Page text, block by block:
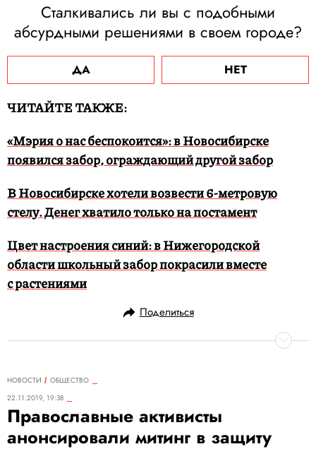
Сталкивались ли вы с подобными
абсурдными решениями в своем городе?
ДА НЕТ
ЧИТАЙТЕ ТАКЖЕ:
«Мэрия о нас беспокоится»: в Новосибирске
появился забор, ограждающий другой забор
В Новосибирске хотели возвести 6-метровую
стелу. Денег хватило только на постамент
Цвет настроения синий: в Нижегородской
области школьный забор покрасили вместе
с растениями
Поделиться
НОВОСТИ
ОБЩЕСТВО
22.11.2019, 19:38
Православные активисты
анонсировали митинг в защиту